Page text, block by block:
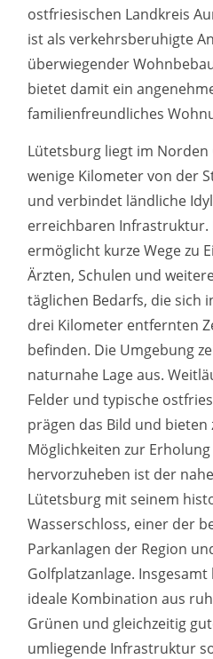
ostfriesischen Landkreis
ist als verkehrsberuhigte
überwiegender
bietet damit ein
familienfreundliches
Lütetsburg liegt im
wenige Kilometer von der
und verbindet ländliche
erreichbaren Infrastruktur.
ermöglicht kurze Wege zu
Ärzten, Schulen und
täglichen Bedarfs, die sich
drei Kilometer entfernten
befinden. Die Umgebung
naturnahe Lage aus.
Felder und typische
prägen das Bild und bieten
Möglichkeiten zur
hervorzuheben ist der
Lütetsburg mit seinem
Wasserschloss, einer der
Parkanlagen der Region
Golfplatzanlage.
ideale Kombination aus
Grünen und gleichzeitig
umliegende Infrastruktur